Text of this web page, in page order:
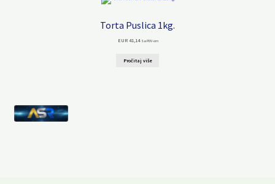
Torta Puslica 1kg.
EUR 41,14 Sa PDV-om
Pročitaj više